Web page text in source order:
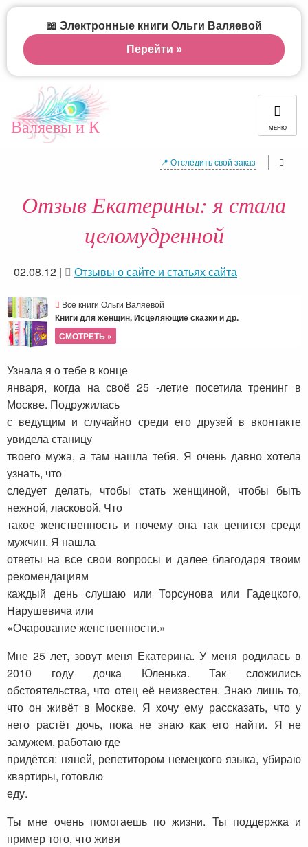
Валяевы и К МЕНЮ
📍 Отследить свой заказ
Отзыв Екатерины: я стала
целомудренной
02.08.12 | Отзывы о сайте и статьях сайта
Все книги Ольги Валяевой
Книги для женщин, Исцеляющие сказки и др.
СМОТРЕТЬ »
Узнала я о тебе в конце
января, когда на своё 25 -летие посетила тренинг в
Москве. Подружилась
с ведущим и случайно среди его друзей в вконтакте
увидела станицу
твоего мужа, а там нашла тебя. Я очень давно хотела
узнать, что
следует делать, чтобы стать женщиной, чтобы быть
нежной, ласковой. Что
такое женственность и почему она так ценится среди
мужчин. Я нашла
ответы на все свои вопросы и далее благодаря твоим
рекомендациям
каждый день слушаю или Торсунова или Гадецкого,
Нарушевича или
«Очарование женственности.»
Мне 25 лет, зовут меня Екатерина. У меня родилась в
2010 году дочка Юленька. Так сложились
обстоятельства, что отец её неизвестен. Знаю лишь то,
что он живёт в Москве. Я хочу ему рассказать, что у
него растёт дочь, пока не знаю как его найти. Я не
замужем, работаю где
придётся: няней, репетитором немецкого языка, убираю
квартиры, готовлю
еду.
Ты мне очень помогаешь по жизни. Ты поддержка и
пример того, что живя
📖 Электронные книги Ольги Валяевой
Перейти »